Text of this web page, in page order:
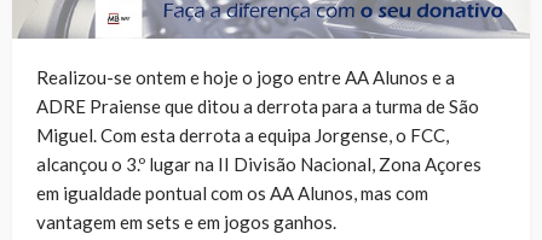
Realizou-se ontem e hoje o jogo entre AA Alunos e a
ADRE Praiense que ditou a derrota para a turma de São
Miguel. Com esta derrota a equipa Jorgense, o FCC,
alcançou o 3.º lugar na II Divisão Nacional, Zona Açores
em igualdade pontual com os AA Alunos, mas com
vantagem em sets e em jogos ganhos.